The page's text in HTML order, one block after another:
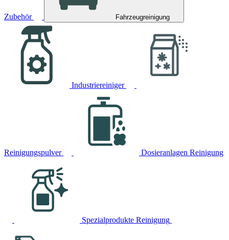
Zubehör Fahrzeugreinigung
Industriereiniger
Reinigungspulver Dosieranlagen Reinigung
Spezialprodukte Reinigung